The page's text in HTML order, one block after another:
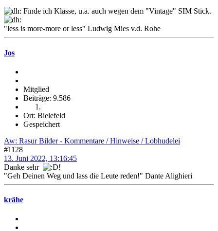
Finde ich Klasse, u.a. auch wegen dem "Vintage" SIM Stick.
"less is more-more or less" Ludwig Mies v.d. Rohe
Jos
Mitglied
Beiträge: 9.586
Ort: Bielefeld
Gespeichert
Aw: Rasur Bilder - Kommentare / Hinweise / Lobhudelei
#1128
13. Juni 2022, 13:16:45
Danke sehr
!
"Geh Deinen Weg und lass die Leute reden!" Dante Alighieri
krähe